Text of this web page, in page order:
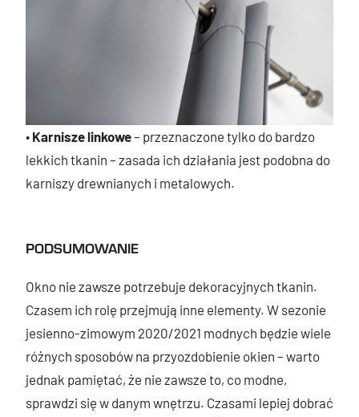
• Karnisze linkowe– przeznaczone tylko do bardzo
lekkich tkanin – zasada ich działania jest podobna do
karniszy drewnianych i metalowych.
PODSUMOWANIE
Okno nie zawsze potrzebuje dekoracyjnych tkanin.
Czasem ich rolę przejmują inne elementy. W sezonie
jesienno-zimowym 2020/2021 modnych będzie wiele
różnych sposobów na przyozdobienie okien – warto
jednak pamiętać, że nie zawsze to, co modne,
sprawdzi się w danym wnętrzu. Czasami lepiej dobrać